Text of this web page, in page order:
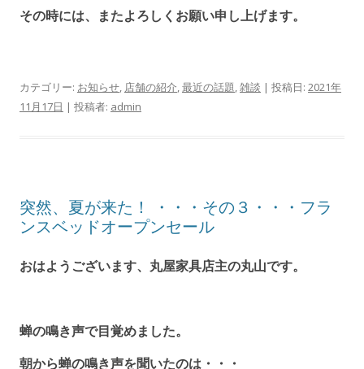
その時には、またよろしくお願い申し上げます。
カテゴリー: お知らせ, 店舗の紹介,最近の話題,雑談 | 投稿日: 2021年
11月17日 | 投稿者: admin
突然、夏が来た！ ・・・その３・・・フラ
ンスベッドオープンセール
おはようございます、丸屋家具店主の丸山です。
蝉の鳴き声で目覚めました。
朝から蝉の鳴き声を聞いたのは・・・